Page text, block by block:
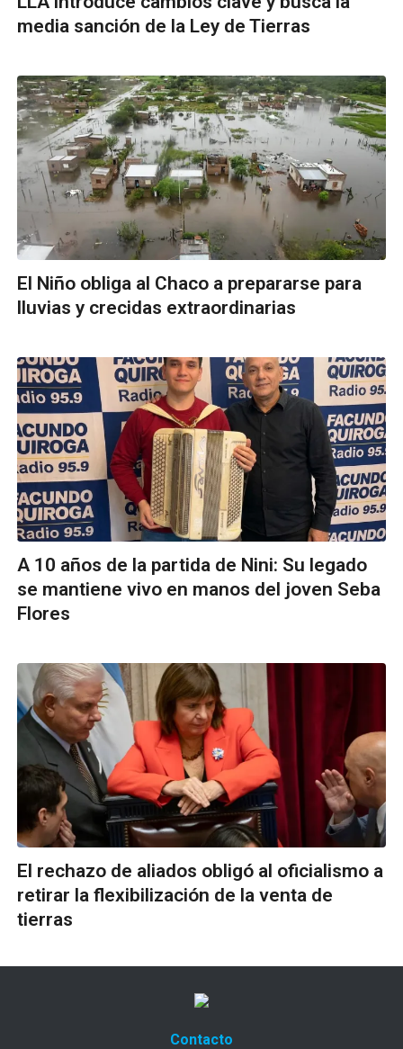
media sanción de la Ley de Tierras
El Niño obliga al Chaco a prepararse para
lluvias y crecidas extraordinarias
A 10 años de la partida de Nini: Su legado
se mantiene vivo en manos del joven Seba
Flores
El rechazo de aliados obligó al oficialismo a
retirar la flexibilización de la venta de
tierras
Contacto